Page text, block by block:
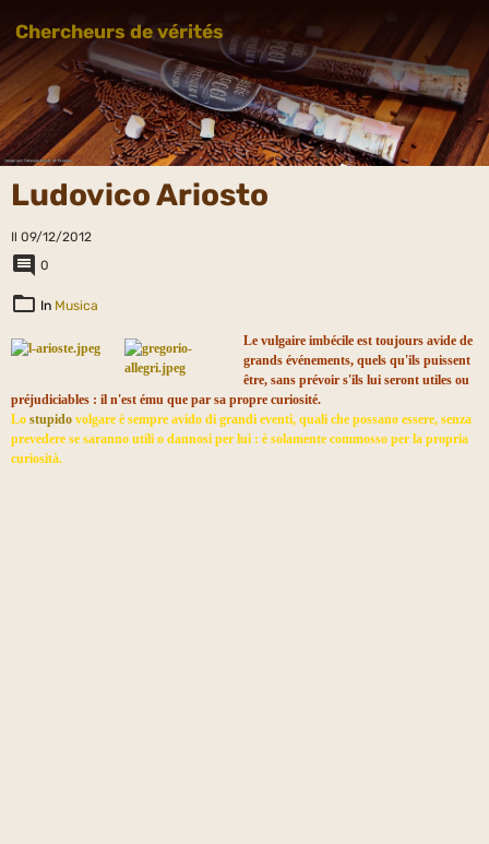
Chercheurs de vérités
Ludovico Ariosto
Il 09/12/2012
0
In Musica
Le vulgaire imbécile est toujours avide de
grands événements, quels qu'ils puissent
être, sans prévoir s'ils lui seront utiles ou
préjudiciables : il n'est ému que par sa propre curiosité.
Lo stupido volgare è sempre avido di grandi eventi, quali che possano essere, senza
prevedere se saranno utili o dannosi per lui : è solamente commosso per la propria
curiosità.